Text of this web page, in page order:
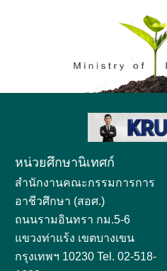
หน่วยศึกษานิเทศก์
สำนักงานคณะกรรมการการ
อาชีวศึกษา (สอศ.)
ถนนรามอินทรา กม.5-6
แขวงท่าแร้ง เขตบางเขน
กรุงเทพฯ 10230 Tel. 02-518-